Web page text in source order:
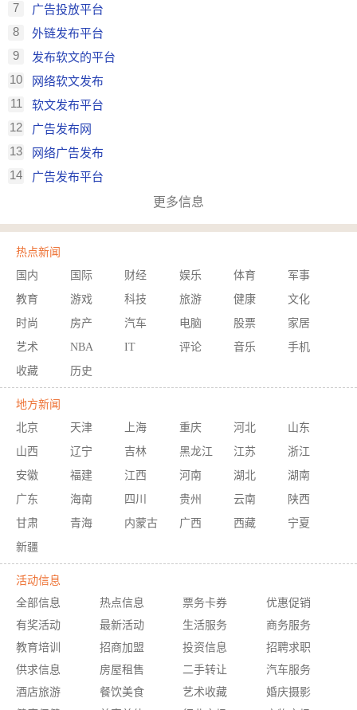
7 广告投放平台
8 外链发布平台
9 发布软文的平台
10 网络软文发布
11 软文发布平台
12 广告发布网
13 网络广告发布
14 广告发布平台
更多信息
热点新闻
国内 国际 财经 娱乐 体育
军事
教育
游戏 科技 旅游 健康
文化
时尚
房产 汽车 电脑 股票
家居
艺术
NBA IT 评论 音乐
手机
收藏
历史
地方新闻
北京 天津 上海 重庆 河北
山东
山西
辽宁 吉林 黑龙江 江苏
浙江
安徽
福建 江西 河南 湖北
湖南
广东
海南 四川 贵州 云南
陕西
甘肃
青海 内蒙古 广西 西藏
宁夏
新疆
活动信息
全部信息 热点信息 票务卡券
优惠促销
有奖活动
最新活动 生活服务
商务服务
教育培训
招商加盟 投资信息
招聘求职
供求信息
房屋租售 二手转让
汽车服务
酒店旅游
餐饮美食 艺术收藏
婚庆摄影